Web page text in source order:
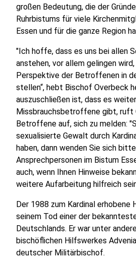
großen Bedeutung, die der
Ruhrbistums für viele
Essen und für die ganze Region
"Ich hoffe, dass es uns bei allen
anstehen, vor allem gelingen
Perspektive der Betroffenen in
stellen“, hebt Bischof Overbeck
auszuschließen ist, dass es
Missbrauchsbetroffene gibt, ruft
Betroffene auf, sich zu melden:
sexualisierte Gewalt durch
haben, dann wenden Sie sich
Ansprechpersonen im Bistum
auch, wenn Ihnen Hinweise
weitere Aufarbeitung hilfreich
Der 1988 zum Kardinal erhobene
seinem Tod einer der
Deutschlands. Er war unter
bischöflichen Hilfswerkes
deutscher Militärbischof.